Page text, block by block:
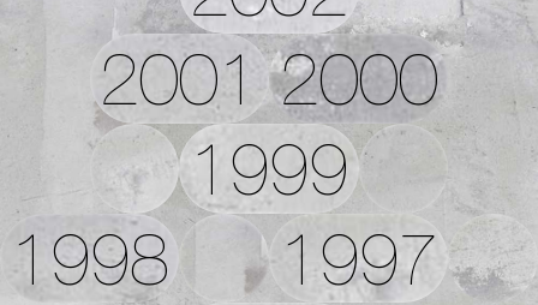
2001 2000
1999
1998
1997